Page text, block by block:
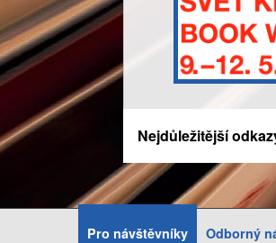
Nejdůležitější
Pro návštěvníky Odborný